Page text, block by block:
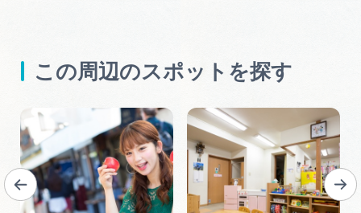
この周辺のスポットを探す